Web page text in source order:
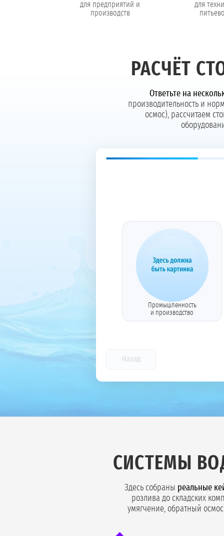
для предприятий и
производств
для
РАСЧЁТ
Ответьте на
производительность и
осмос), рассчитаем
Промышленность
и производство
Назад
СИСТЕМЫ
Здесь собраны реальные
розлива до складских
умягчение, обратный